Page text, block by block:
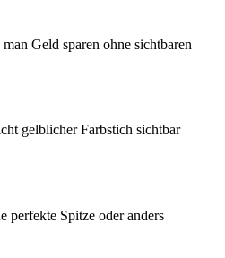
Geld sparen ohne sichtbaren
gelblicher Farbstich sichtbar
perfekte Spitze oder anders